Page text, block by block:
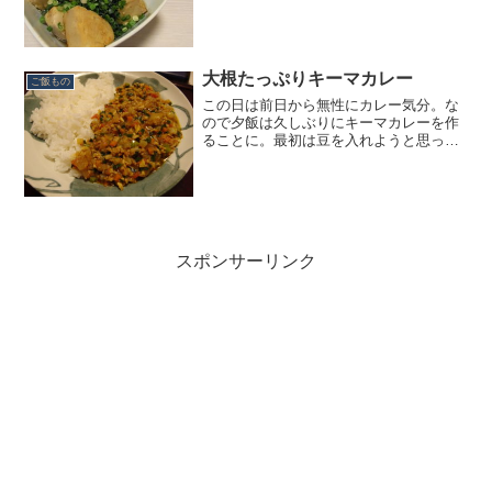
ご飯もの 大根たっぷりキーマカレー
この日は前日から無性にカレー気分。な
ので夕飯は久しぶりにキーマカレーを作
ることに。最初は豆を入れようと思って
スポンサーリンク